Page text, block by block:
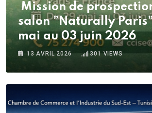
Mission de
salon ”Naturally
mai au 03 juin 2026
13 AVRIL 2026 301 VIEWS